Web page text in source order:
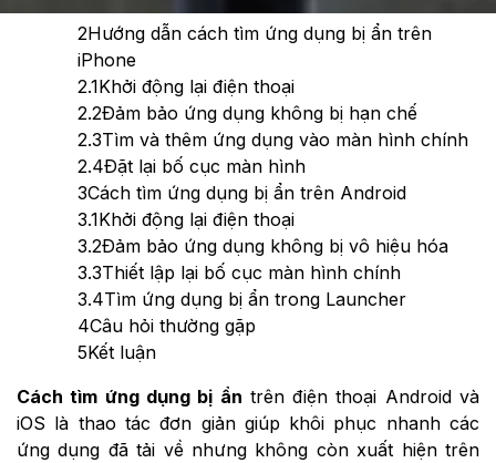
2Hướng dẫn cách tìm ứng dụng bị ẩn trên
iPhone
2.1Khởi động lại điện thoại
2.2Đảm bảo ứng dụng không bị hạn chế
2.3Tìm và thêm ứng dụng vào màn hình chính
2.4Đặt lại bố cục màn hình
3Cách tìm ứng dụng bị ẩn trên Android
3.1Khởi động lại điện thoại
3.2Đảm bảo ứng dụng không bị vô hiệu hóa
3.3Thiết lập lại bố cục màn hình chính
3.4Tìm ứng dụng bị ẩn trong Launcher
4Câu hỏi thường gặp
5Kết luận
Cách tìm ứng dụng bị ẩn trên điện thoại Android và
iOS là thao tác đơn giản giúp khôi phục nhanh các
ứng dụng đã tải về nhưng không còn xuất hiện trên